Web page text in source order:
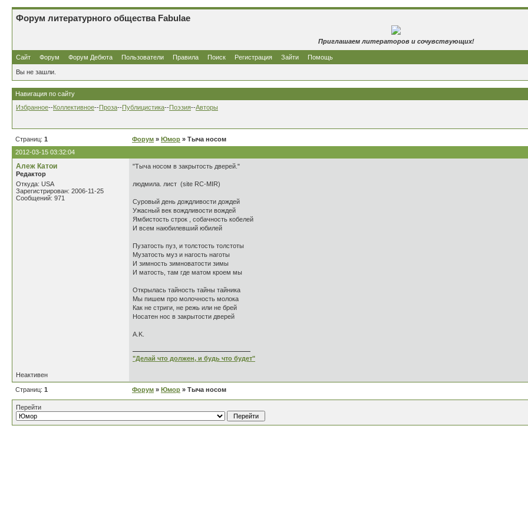
Форум литературного общества Fabulae
Приглашаем литераторов и сочувствующих!
Сайт Форум Форум Дебюта Пользователи Правила Поиск Регистрация Зайти Помощь
Вы не зашли.
Навигация по сайту
Избранное--Коллективное--Проза--Публицистика--Поэзия--Авторы
Страниц: 1 Форум » Юмор » Тыча носом
2012-03-15 03:32:04
Алеж Катои
Редактор
Откуда: USA
Зарегистрирован: 2006-11-25
Сообщений: 971
"Тыча носом в закрытость дверей."
людмила. лист (site RC-MIR)
Суровый день дождливости дождей
Ужасный век вождливости вождей
Ямбистость строк , собачность кобелей
И всем наюбилевший юбилей
Пузатость пуз, и толстость толстоты
Музатость муз и нагость наготы
И зимность зимноватости зимы
И матость, там где матом кроем мы
Открылась тайность тайны тайника
Мы пишем про молочность молока
Как не стриги, не режь или не брей
Носатен нос в закрытости дверей
A.K.
"Делай что должен, и будь что будет"
Неактивен
Страниц: 1 Форум » Юмор » Тыча носом
Перейти